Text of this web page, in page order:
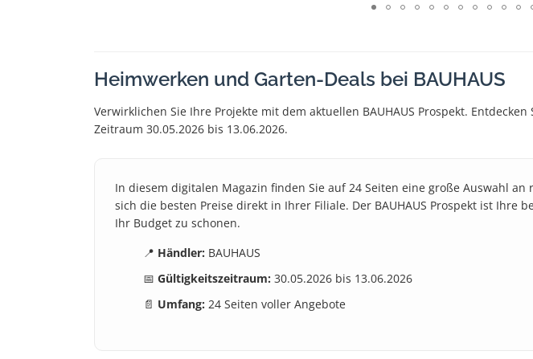
Heimwerken und Garten-Deals bei BAUHAUS
Verwirklichen Sie Ihre Projekte mit dem aktuellen BAUHAUS Prospekt.
Zeitraum 30.05.2026 bis 13.06.2026.
In diesem digitalen Magazin finden Sie auf 24 Seiten eine große Auswahl
sich die besten Preise direkt in Ihrer Filiale. Der BAUHAUS Prospekt ist
Ihr Budget zu schonen.
📍 Händler: BAUHAUS
📅 Gültigkeitszeitraum: 30.05.2026 bis 13.06.2026
📄 Umfang: 24 Seiten voller Angebote